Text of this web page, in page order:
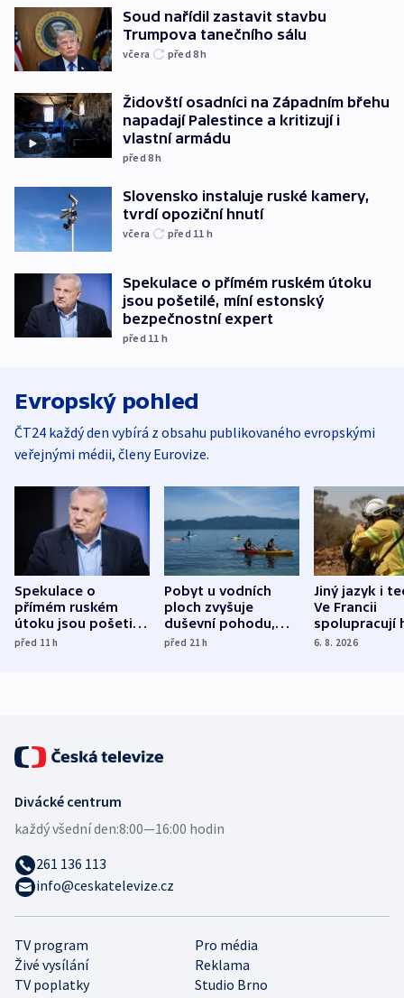
Soud nařídil zastavit stavbu
Trumpova tanečního sálu
včera před 8h
Židovští osadníci na Západním břehu
napadají Palestince a kritizují i
vlastní armádu
před 8h
Slovensko instaluje ruské kamery,
tvrdí opoziční hnutí
včera před 11 h
Spekulace o přímém ruském útoku
jsou pošetilé, míní estonský
bezpečnostní expert
před 11 h
Evropský pohled
ČT24 každý den vybírá z obsahu publikovaného evropskými
veřejnými médii, členy Eurovize.
Spekulace o
přímém ruském
útoku jsou pošetilé,
míní estonský
před 11h
Pobyt u vodních
ploch zvyšuje
duševní pohodu,
ukázala
před 21h
Jiný jazyk i
Ve Francii
spolupracují
různých zemí
6. 8. 2026
TV program
Pro média
Živé vysílání
Reklama
TV poplatky
Studio Brno
Divácké centrum
každý všední den:8:00—16:00 hodin
261 136 113
info@ceskatelevize.cz